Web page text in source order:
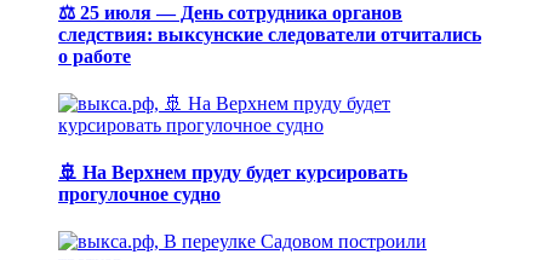
⚖️ 25 июля — День сотрудника органов
следствия: выксунские следователи отчитались
о работе
🚢 На Верхнем пруду будет курсировать
прогулочное судно